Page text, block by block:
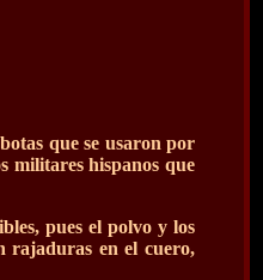
que se usaron por
militares hispanos que
pues el polvo y los
rajaduras en el cuero,